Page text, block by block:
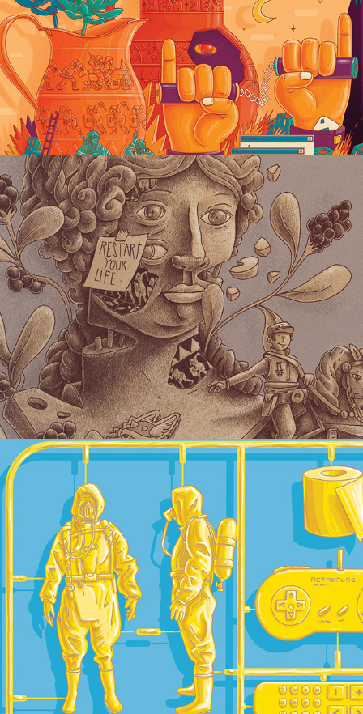
BUSTES
2022
Maquette COV19